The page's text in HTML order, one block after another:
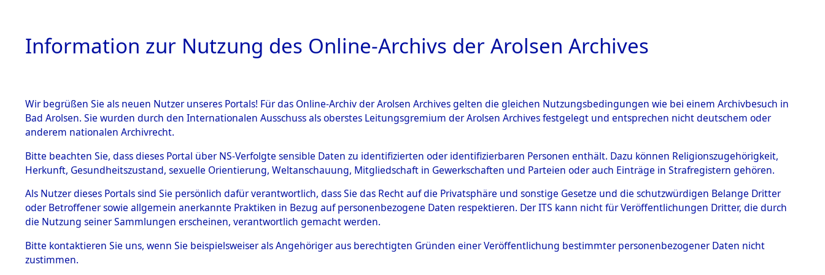
HOME BESTANDSBESCHREIBUNG ARCHIVALE ÜBERSICHT BILD
BESTÄNDE
Inhaftierungsdoku
mente
5. Verschiedenes
Todesmärsche
5.3.1 Alliierte
Rekonstruktion des Verlaufs und der Geschehnisse um
Todesmärsche, alphabetisch gegliedert nach betroffenen Orten
und Lagern→0002 (84630308)→0083 (84630391)
0083 (84630391)
Information zur Nutzung des Online-Archivs der Arolsen Archives
Wir begrüßen Sie als neuen Nutzer unseres Portals! Für das Online-Archiv der Arolsen Archives gelten die gleichen Nutzungsbedingungen wie bei einem Archivbesuch in
Bad Arolsen. Sie wurden durch den Internationalen Ausschuss als oberstes Leitungsgremium der Arolsen Archives festgelegt und entsprechen nicht deutschem oder
anderem nationalen Archivrecht.
Bitte beachten Sie, dass dieses Portal über NS-Verfolgte sensible Daten zu identifizierten oder identifizierbaren Personen enthält. Dazu können Religionszugehörigkeit,
Herkunft, Gesundheitszustand, sexuelle Orientierung, Weltanschauung, Mitgliedschaft in Gewerkschaften und Parteien oder auch Einträge in Strafregistern gehören.
Als Nutzer dieses Portals sind Sie persönlich dafür verantwortlich, dass Sie das Recht auf die Privatsphäre und sonstige Gesetze und die schutzwürdigen Belange Dritter
oder Betroffener sowie allgemein anerkannte Praktiken in Bezug auf personenbezogene Daten respektieren. Der ITS kann nicht für Veröffentlichungen Dritter, die durch
die Nutzung seiner Sammlungen erscheinen, verantwortlich gemacht werden.
Bitte kontaktieren Sie uns, wenn Sie beispielsweiser als Angehöriger aus berechtigten Gründen einer Veröffentlichung bestimmter personenbezogener Daten nicht
zustimmen.